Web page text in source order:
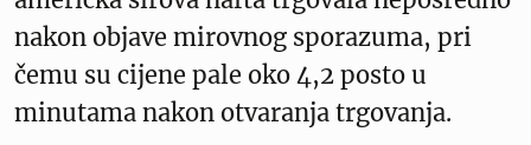
nakon objave mirovnog sporazuma, pri
čemu su cijene pale oko 4,2 posto u
minutama nakon otvaranja trgovanja.